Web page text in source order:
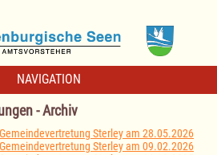
NAVIGATION
- Archiv
Sterley am 28.05.2026
Sterley am 09.02.2026